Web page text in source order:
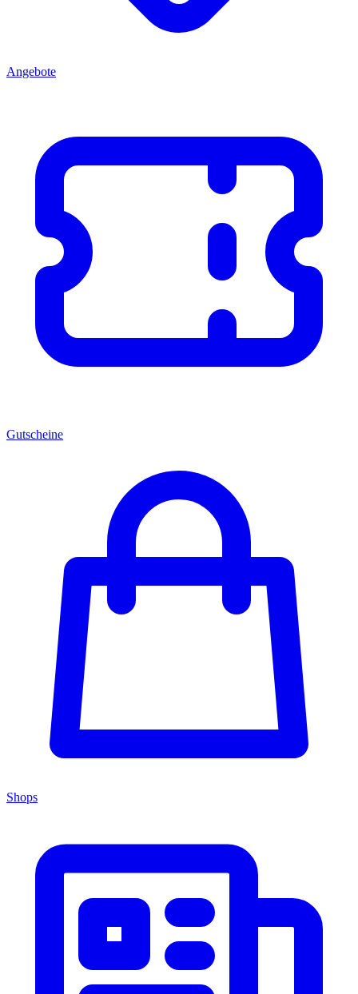
Angebote
Gutscheine
Shops